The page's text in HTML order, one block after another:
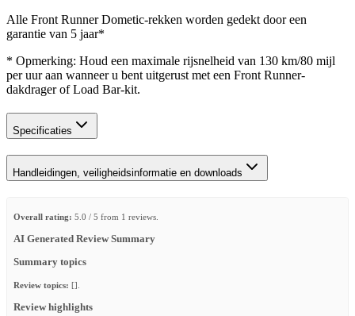
Alle Front Runner Dometic‑rekken worden gedekt door een
garantie van 5 jaar*
* Opmerking: Houd een maximale rijsnelheid van 130 km/80 mijl
per uur aan wanneer u bent uitgerust met een Front Runner-
dakdrager of Load Bar-kit.
Specificaties
Handleidingen, veiligheidsinformatie en downloads
Overall rating: 5.0 / 5 from 1 reviews.
AI Generated Review Summary
Summary topics
Review topics: [].
Review highlights